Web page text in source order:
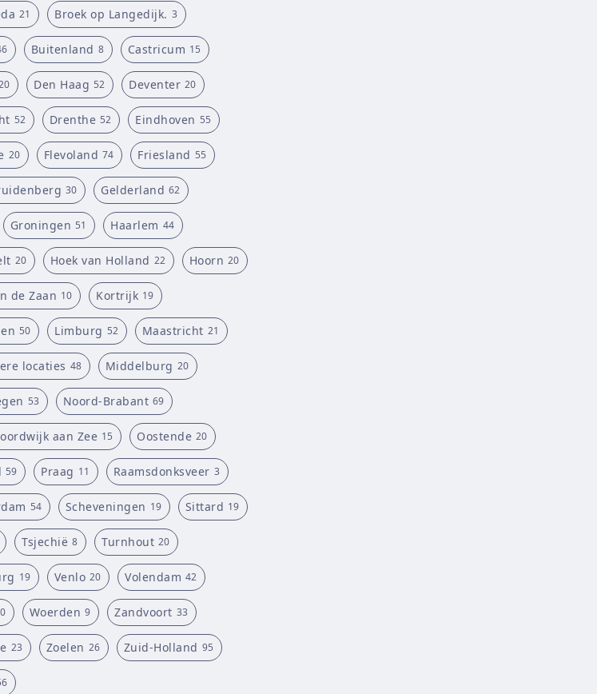
21 Broek op Langedijk. 3
Buitenland 8 Castricum 15
Den Haag 52 Deventer 20
52 Drenthe 52 Eindhoven 55
20 Flevoland 74 Friesland 55
30 Gelderland 62
Groningen 51 Haarlem 44
20 Hoek van Holland 22 Hoorn 20
de Zaan 10 Kortrijk 19
50 Limburg 52 Maastricht 21
locaties 48 Middelburg 20
53 Noord-Brabant 69
aan Zee 15 Oostende 20
59 Praag 11 Raamsdonksveer 3
54 Scheveningen 19 Sittard 19
Tsjechië 8 Turnhout 20
19 Venlo 20 Volendam 42
Woerden 9 Zandvoort 33
23 Zoelen 26 Zuid-Holland 95